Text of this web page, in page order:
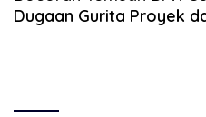
Dugaan Gurita Proyek